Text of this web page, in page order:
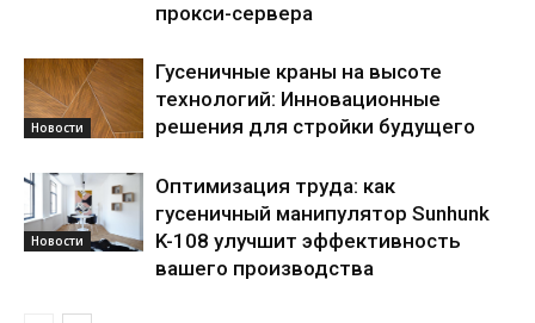
прокси-сервера
Новости
Гусеничные краны на высоте
технологий: Инновационные
решения для стройки будущего
Новости
Оптимизация труда: как
гусеничный манипулятор Sunhunk
K-108 улучшит эффективность
вашего производства